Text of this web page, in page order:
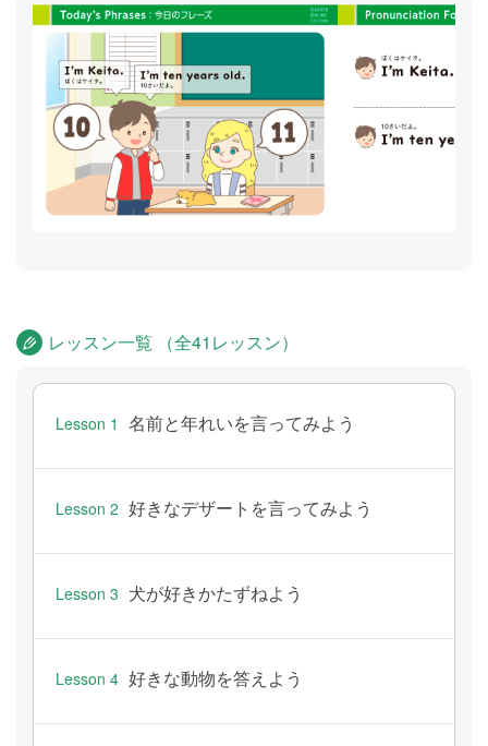
レッスン一覧 （全41レッスン）
Lesson 1 名前と年れいを言ってみよう
Lesson 2 好きなデザートを言ってみよう
Lesson 3 犬が好きかたずねよう
Lesson 4 好きな動物を答えよう